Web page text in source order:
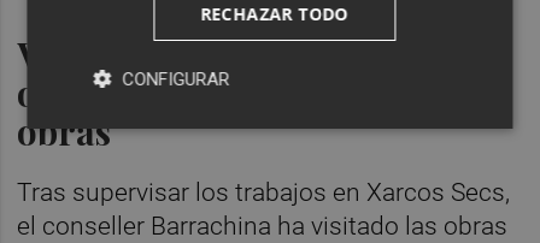
Visita a la Font de la Teula y
otros puntos afectados en
obras
Tras supervisar los trabajos en Xarcos Secs,
el conseller Barrachina ha visitado las obras
RECHAZAR TODO
CONFIGURAR